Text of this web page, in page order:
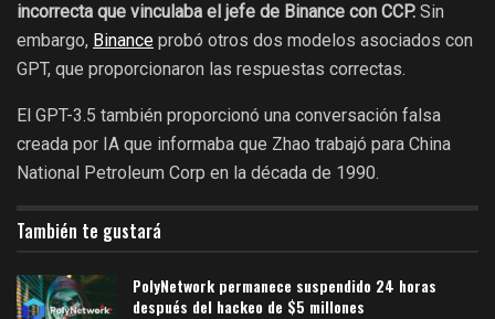
incorrecta que vinculaba el jefe de Binance con CCP. Sin
embargo, Binance probó otros dos modelos asociados con
GPT, que proporcionaron las respuestas correctas.
El GPT-3.5 también proporcionó una conversación falsa
creada por IA que informaba que Zhao trabajó para China
National Petroleum Corp en la década de 1990.
También te gustará
PolyNetwork permanece suspendido 24 horas
después del hackeo de $5 millones